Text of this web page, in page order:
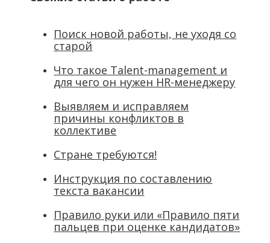
Поиск новой работы, не уходя со
старой
Что такое Talent-management и
для чего он нужен HR-менеджеру
Выявляем и исправляем
причины конфликтов в
коллективе
Стране требуются!
Инструкция по составлению
текста вакансии
Правило руки или «Правило пяти
пальцев при оценке кандидатов»